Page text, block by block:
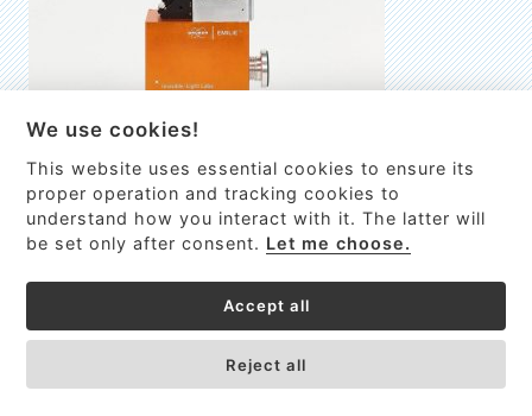
EMILIE
První nano-elektro-mechanický (NEMS) FTIR analyzátor
We use cookies!
This website uses essential cookies to ensure its
proper operation and tracking cookies to
understand how you interact with it. The latter will
be set only after consent. Let me choose.
Accept all
Reject all